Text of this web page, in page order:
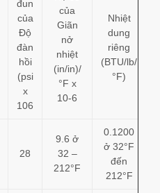
đun
của
Độ
đàn
hồi
(psi
x
106
của
Giãn
nở
nhiệt
(in/in)/
°F x
10-6
Nhiệt
dung
riêng
(BTU/lb/
°F)
28
9.6 ở
32 –
212°F
0.1200
ở 32°F
đến
212°F